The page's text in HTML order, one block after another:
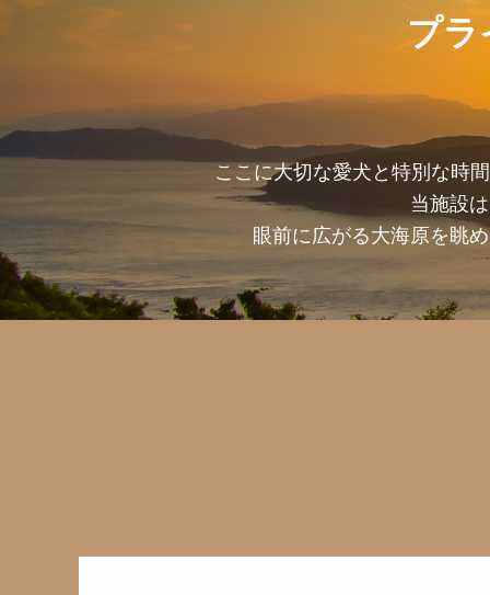
プラ
ここに大切な愛犬と特別な時
当施設
眼前に広がる大海原を眺